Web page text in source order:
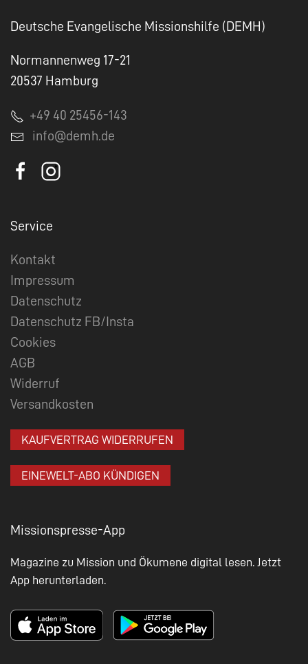
Deutsche Evangelische Missionshilfe (DEMH)
Normannenweg 17-21
20537 Hamburg
+49 40 25456-143
info@demh.de
Service
Kontakt
Impressum
Datenschutz
Datenschutz FB/Insta
Cookies
AGB
Widerruf
Versandkosten
KAUFVERTRAG WIDERRUFEN
EINEWELT-ABO KÜNDIGEN
Missionspresse-App
Magazine zu Mission und Ökumene digital lesen. Jetzt
App herunterladen.